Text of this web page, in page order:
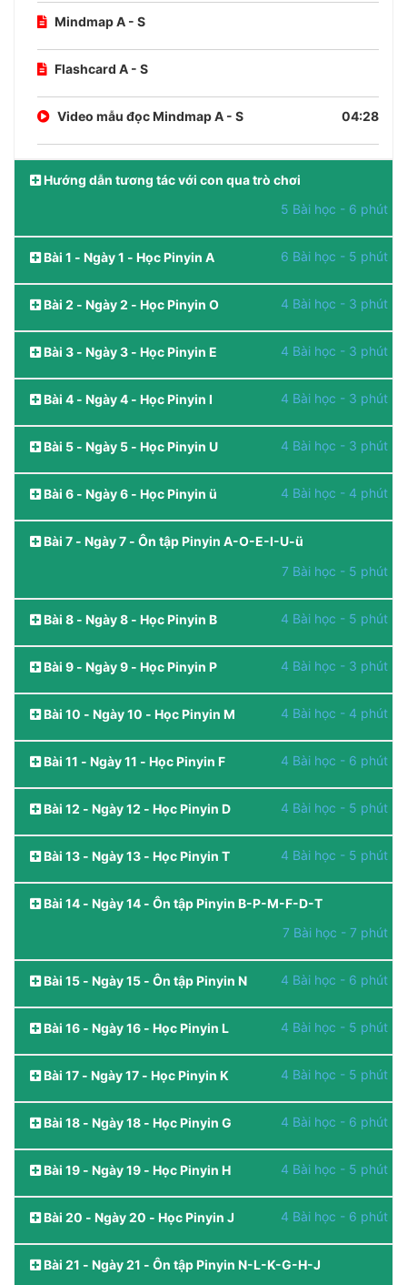
Mindmap A - S
Flashcard A - S
Video mẫu đọc Mindmap A - S 04:28
Hướng dẫn tương tác với con qua trò chơi
5 Bài học - 6 phút
Bài 1 - Ngày 1 - Học Pinyin A 6 Bài học - 5 phút
Bài 2 - Ngày 2 - Học Pinyin O 4 Bài học - 3 phút
Bài 3 - Ngày 3 - Học Pinyin E 4 Bài học - 3 phút
Bài 4 - Ngày 4 - Học Pinyin I 4 Bài học - 3 phút
Bài 5 - Ngày 5 - Học Pinyin U 4 Bài học - 3 phút
Bài 6 - Ngày 6 - Học Pinyin ü 4 Bài học - 4 phút
Bài 7 - Ngày 7 - Ôn tập Pinyin A-O-E-I-U-ü
7 Bài học - 5 phút
Bài 8 - Ngày 8 - Học Pinyin B 4 Bài học - 5 phút
Bài 9 - Ngày 9 - Học Pinyin P 4 Bài học - 3 phút
Bài 10 - Ngày 10 - Học Pinyin M 4 Bài học - 4 phút
Bài 11 - Ngày 11 - Học Pinyin F 4 Bài học - 6 phút
Bài 12 - Ngày 12 - Học Pinyin D 4 Bài học - 5 phút
Bài 13 - Ngày 13 - Học Pinyin T 4 Bài học - 5 phút
Bài 14 - Ngày 14 - Ôn tập Pinyin B-P-M-F-D-T
7 Bài học - 7 phút
Bài 15 - Ngày 15 - Ôn tập Pinyin N 4 Bài học - 6 phút
Bài 16 - Ngày 16 - Học Pinyin L 4 Bài học - 5 phút
Bài 17 - Ngày 17 - Học Pinyin K 4 Bài học - 5 phút
Bài 18 - Ngày 18 - Học Pinyin G 4 Bài học - 6 phút
Bài 19 - Ngày 19 - Học Pinyin H 4 Bài học - 5 phút
Bài 20 - Ngày 20 - Học Pinyin J 4 Bài học - 6 phút
Bài 21 - Ngày 21 - Ôn tập Pinyin N-L-K-G-H-J